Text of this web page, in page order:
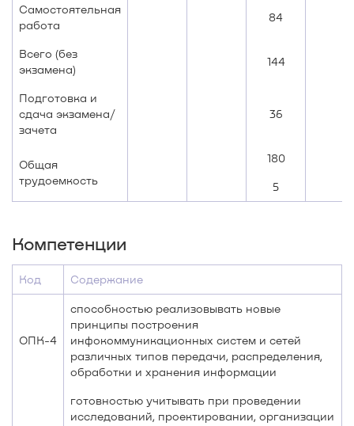
Самостоятельная
работа
84
Всего (без
экзамена)
144
Подготовка и
сдача экзамена/
зачета
36
Общая
трудоемкость
180
5
Компетенции
Код Содержание
ОПК-4
способностью реализовывать новые
принципы построения
инфокоммуникационных систем и сетей
различных типов передачи, распределения,
обработки и хранения информации
готовностью учитывать при проведении
исследований, проектировании, организации